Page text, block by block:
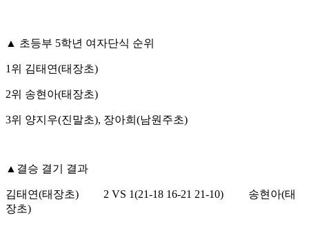
▲ 초등부 5학년 여자단식 순위
1위 김태연(태장초)
2위 송현아(태장초)
3위 양지우(진말초), 장아희 (남원주초)
▲ 결승 결기 결과
김태연(태장초) 2 VS 1(21-18 16-21 21-10) 송현아(태
장초)